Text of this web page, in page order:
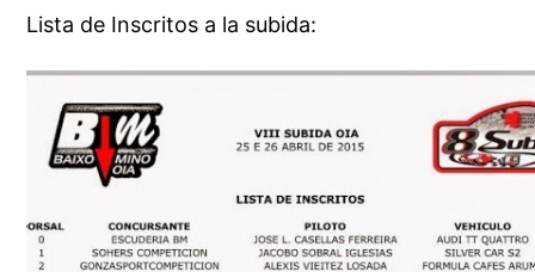
Lista de Inscritos a la subida: